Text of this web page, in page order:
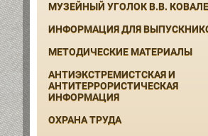
МУЗЕЙНЫЙ УГОЛОК В.В.
ИНФОРМАЦИЯ ДЛЯ
МЕТОДИЧЕСКИЕ МАТЕРИАЛЫ
АНТИЭКСТРЕМИСТСКАЯ И
АНТИТЕРРОРИСТИЧЕСКАЯ
ИНФОРМАЦИЯ
ОХРАНА ТРУДА